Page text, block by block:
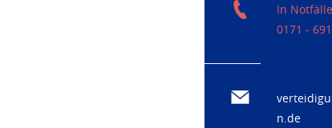
In
0171 -
n.de